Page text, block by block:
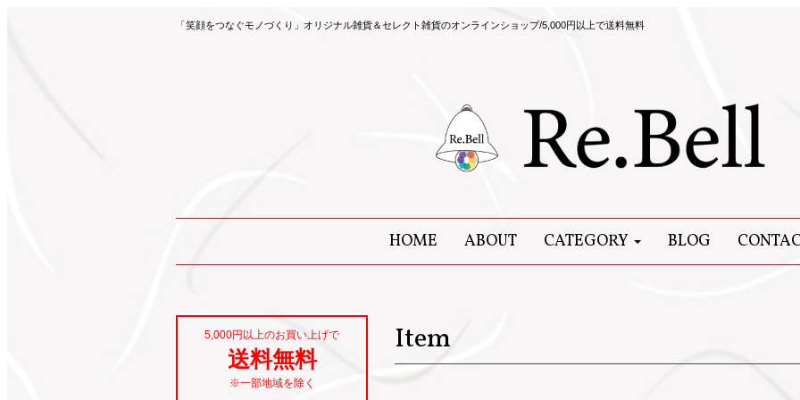
「笑顔をつなぐモノづくり」オリジナル雑貨＆セレクト雑貨のオンラインショップ/5,000円以上で送料無料
HOME ABOUT CATEGORY BLOG
Item
5,000円以上のお買い上げで
送料無料
※一部地域を除く